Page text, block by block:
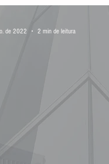
de 2022 2 min de leitura